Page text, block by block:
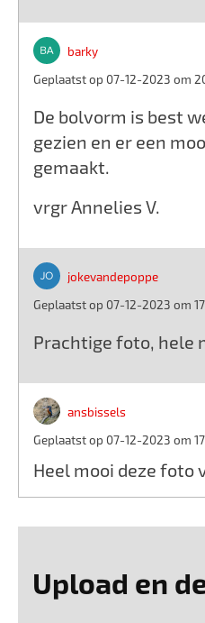
barky
Geplaatst op 07-12-2023 om
De bolvorm is best
gezien en er een
gemaakt.
vrgr Annelies V.
jokevandepoppe
Geplaatst op 07-12-2023 om
Prachtige foto, hele
ansbissels
Geplaatst op 07-12-2023 om
Heel mooi deze foto
Upload en